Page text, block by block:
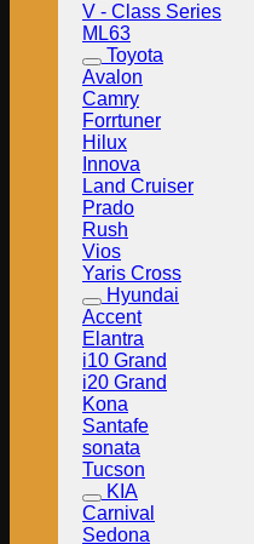
V - Class Series
ML63
Toyota
Avalon
Camry
Forrtuner
Hilux
Innova
Land Cruiser
Prado
Rush
Vios
Yaris Cross
Hyundai
Accent
Elantra
i10 Grand
i20 Grand
Kona
Santafe
sonata
Tucson
KIA
Carnival
Sedona